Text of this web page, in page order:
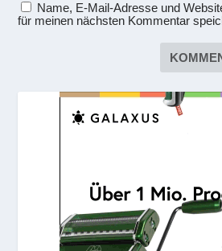
Name, E-Mail-Adresse und
für meinen nächsten Kommentar